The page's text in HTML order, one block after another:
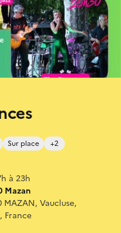
Sur place +2
à 23h
Mazan
MAZAN, Vaucluse,
France